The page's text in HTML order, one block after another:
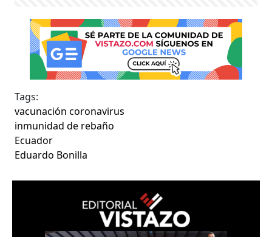
Tags:
vacunación coronavirus
inmunidad de rebaño
Ecuador
Eduardo Bonilla